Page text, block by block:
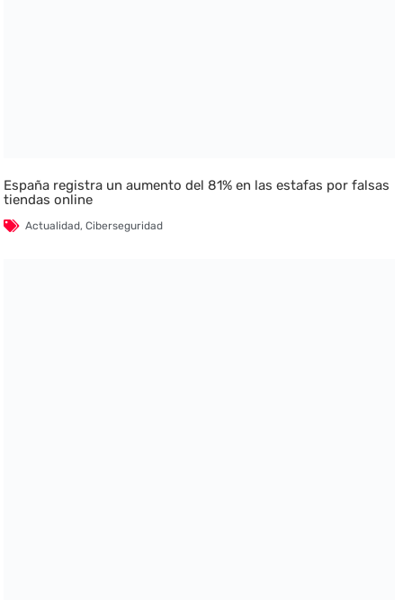
España registra un aumento del 81% en las estafas por falsas
tiendas online
Actualidad,Ciberseguridad